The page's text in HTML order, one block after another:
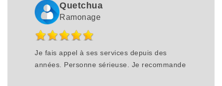
Quetchua
Ramonage
Je fais appel à ses services depuis des
années. Personne sérieuse. Je recommande